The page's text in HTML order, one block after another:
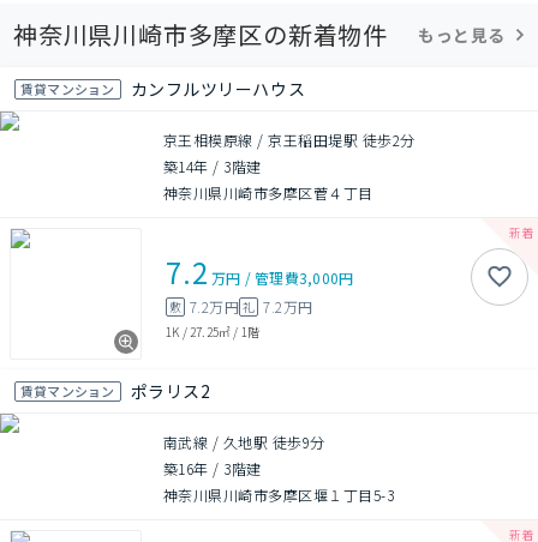
神奈川県川崎市多摩区の新着物件 もっと見る
賃貸マンション カンフルツリーハウス
京王相模原線 / 京王稲田堤駅 徒歩2分
築14年 / 3階建
神奈川県川崎市多摩区菅４丁目
7.2 万円 /管理費3,000円
敷 7.2万円礼 7.2万円
1K / 27.25㎡ / 1階
賃貸マンション ポラリス2
南武線 / 久地駅 徒歩9分
築16年 / 3階建
神奈川県川崎市多摩区堰１丁目5-3